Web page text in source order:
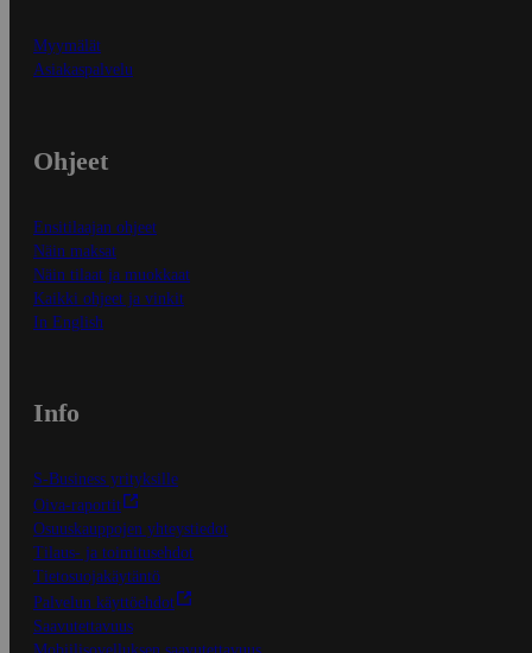
Myymälät
Asiakaspalvelu
Ohjeet
Ensitilaajan ohjeet
Näin maksat
Näin tilaat ja muokkaat
Kaikki ohjeet ja vinkit
In English
Info
S-Business yrityksille
Oiva-raportit
Osuuskauppojen yhteystiedot
Tilaus- ja toimitusehdot
Tietosuojakäytäntö
Palvelun käyttöehdot
Saavutettavuus